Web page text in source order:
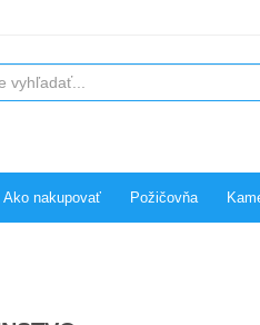
Ako nakupovať Požičovňa